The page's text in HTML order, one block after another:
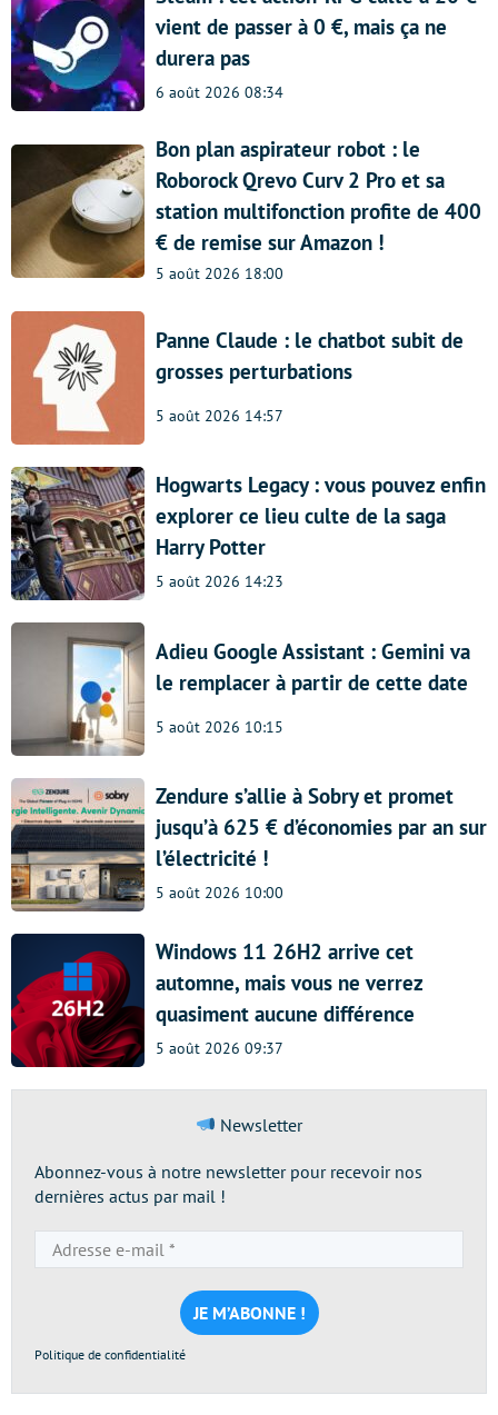
vient de passer à 0 €, mais ça ne
durera pas
6 août 2026 08:34
Bon plan aspirateur robot : le
Roborock Qrevo Curv 2 Pro et sa
station multifonction profite de 400
€ de remise sur Amazon !
5 août 2026 18:00
Panne Claude : le chatbot subit de
grosses perturbations
5 août 2026 14:57
Hogwarts Legacy : vous pouvez enfin
explorer ce lieu culte de la saga
Harry Potter
5 août 2026 14:23
Adieu Google Assistant : Gemini va
le remplacer à partir de cette date
5 août 2026 10:15
Zendure s’allie à Sobry et promet
jusqu’à 625 € d’économies par an sur
l’électricité !
5 août 2026 10:00
Windows 11 26H2 arrive cet
automne, mais vous ne verrez
quasiment aucune différence
5 août 2026 09:37
Newsletter
Abonnez-vous à notre newsletter pour recevoir nos
dernières actus par mail !
e-
mail
*
Politique de confidentialité